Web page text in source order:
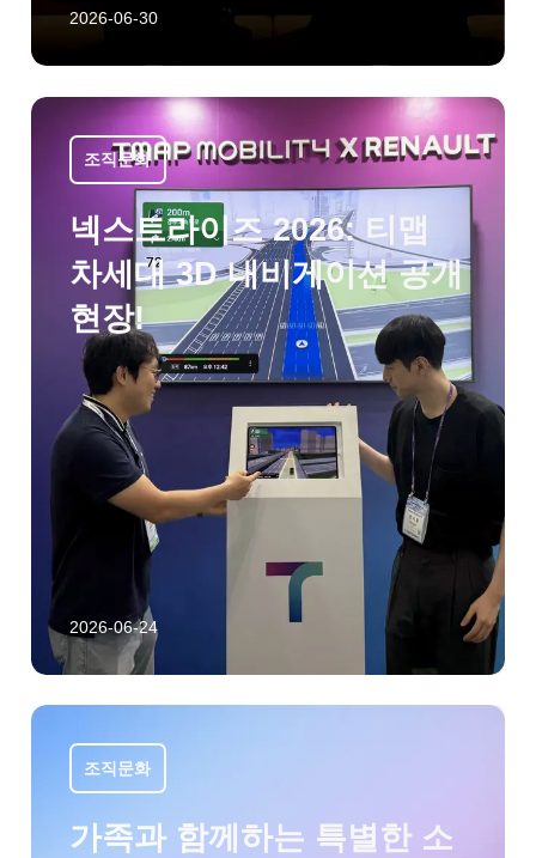
2026-06-30
조직문화
넥스트라이즈 2026: 티맵
차세대 3D 내비게이션 공개
현장!
2026-06-24
조직문화
가족과 함께하는 특별한 소